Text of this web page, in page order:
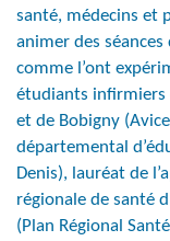
santé, médecins et
animer des
comme l’ont
étudiants infirmiers
et de Bobigny
départemental
Denis), lauréat de
régionale de santé
(Plan Régional